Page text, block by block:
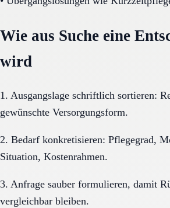
Wie aus Suche eine
wird
1. Ausgangslage schriftlich sortieren:
gewünschte Versorgungsform.
2. Bedarf konkretisieren: Pflegegrad,
Situation, Kostenrahmen.
3. Anfrage sauber formulieren, damit
vergleichbar bleiben.